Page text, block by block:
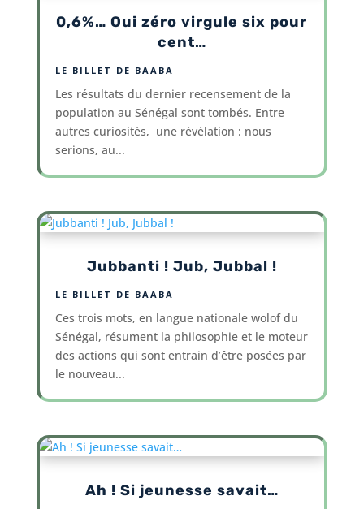
0,6%… Oui zéro virgule six pour
cent…
LE BILLET DE BAABA
Les résultats du dernier recensement de la
population au Sénégal sont tombés. Entre
autres curiosités, une révélation : nous
serions, au...
Jubbanti ! Jub, Jubbal !
LE BILLET DE BAABA
Ces trois mots, en langue nationale wolof du
Sénégal, résument la philosophie et le moteur
des actions qui sont entrain d’être posées par
le nouveau...
Ah ! Si jeunesse savait…